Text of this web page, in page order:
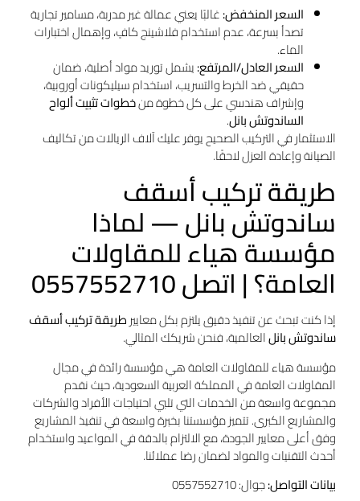
السعر المنخفض:غالبًا يعني عمالة غير مدربة، مسامير تجارية
تصدأ بسرعة، عدم استخدام فلاشينج كافٍ، وإهمال اختبارات
الماء.
السعر العادل/المرتفع:يشمل توريد مواد أصلية، ضمان
حقيقي ضد الخرط والتسريب، استخدام سيليكونات أوروبية،
وإشراف هندسي على كل خطوة منخطوات تثبيت ألواح
الساندوتش بانل.
الاستثمار في التركيب الصحيح يوفر عليك آلاف الريالات من تكاليف
الصيانة وإعادة العزل لاحقًا.
طريقة تركيب أسقف
ساندوتش بانل — لماذا
مؤسسة هياء للمقاولات
العامة؟ | اتصل 0557552710
إذا كنت تبحث عن تنفيذ دقيق يلتزم بكل معاييرطريقة تركيب أسقف
ساندوتش بانلالعالمية، فنحن شريكك المثالي.
مؤسسة هياء للمقاولات العامة هي مؤسسة رائدة في مجال
المقاولات العامة في المملكة العربية السعودية، حيث نقدم
مجموعة واسعة من الخدمات التي تلبي احتياجات الأفراد والشركات
والمشاريع الكبرى. تتميز مؤسستنا بخبرة واسعة في تنفيذ المشاريع
وفق أعلى معايير الجودة، مع الالتزام بالدقة في المواعيد واستخدام
أحدث التقنيات والمواد لضمان رضا عملائنا.
بيانات التواصل:جوال: 0557552710